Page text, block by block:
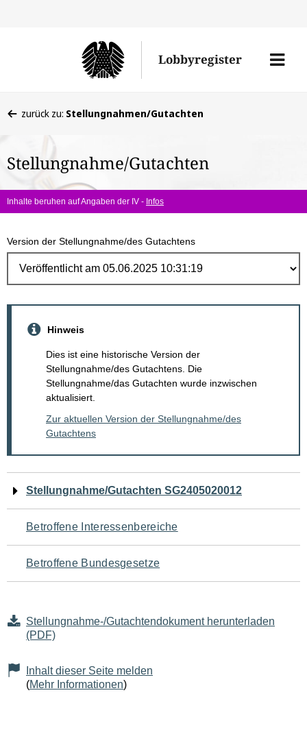
Lobbyregister
Menü
befinden
hier:
zurück zu: Stellungnahmen/Gutachten
Stellungnahme/Gutachten
Inhalte beruhen auf Angaben der IV - Infos
Version der Stellungnahme/des Gutachtens
Hinweis
Dies ist eine historische Version der
Stellungnahme/des Gutachtens. Die
Stellungnahme/das Gutachten wurde inzwischen
aktualisiert.
Zur aktuellen Version der Stellungnahme/des
Gutachtens
Navigation
für
den
Seiteninhalt
Stellungnahme/Gutachten SG2405020012
Betroffene Interessenbereiche
Betroffene Bundesgesetze
Stellungnahme-/Gutachtendokument herunterladen
(PDF)
Inhalt dieser Seite melden
(Mehr Informationen)